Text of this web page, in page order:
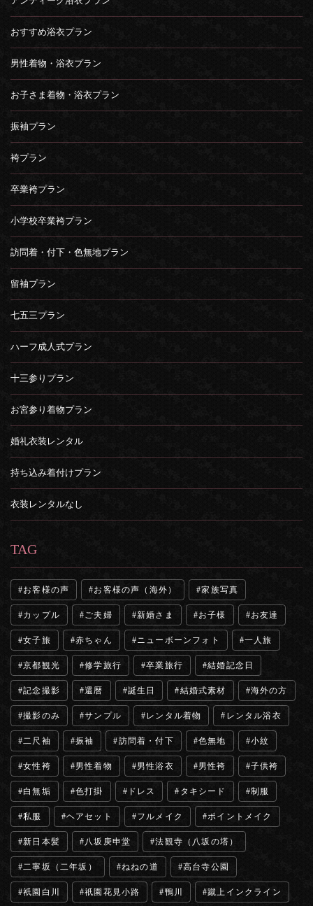
おすすめ浴衣プラン
男性着物・浴衣プラン
お子さま着物・浴衣プラン
振袖プラン
袴プラン
卒業袴プラン
小学校卒業袴プラン
訪問着・付下・色無地プラン
留袖プラン
七五三プラン
ハーフ成人式プラン
十三参りプラン
お宮参り着物プラン
婚礼衣装レンタル
持ち込み着付けプラン
衣装レンタルなし
TAG
お客様の声 お客様の声（海外） 家族写真
カップル ご夫婦 新婚さま お子様 お友達
女子旅 赤ちゃん ニューボーンフォト 一人旅
京都観光 修学旅行 卒業旅行 結婚記念日
記念撮影 還暦 誕生日 結婚式素材 海外の方
撮影のみ サンプル レンタル着物 レンタル浴衣
二尺袖 振袖 訪問着・付下 色無地 小紋
女性袴 男性着物 男性浴衣 男性袴 子供袴
白無垢 色打掛 ドレス タキシード 制服
私服 ヘアセット フルメイク ポイントメイク
新日本髪 八坂庚申堂 法観寺（八坂の塔）
二寧坂（二年坂） ねねの道 高台寺公園
祇園白川 祇園花見小路 鴨川 蹴上インクライン